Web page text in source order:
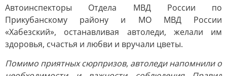
Автоинспекторы Отдела МВД России по
Прикубанскому району и МО МВД России
«Хабезский», останавливая автоледи, желали им
здоровья, счастья и любви и вручали цветы.
Помимо приятных сюрпризов, автоледи напомнили о